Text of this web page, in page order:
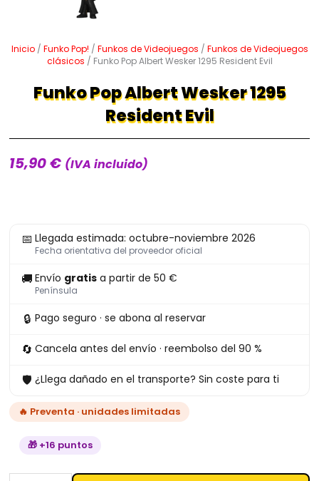
Inicio/ Funko Pop! / Funkos de Videojuegos / Funkos de Videojuegos
clásicos / Funko Pop Albert Wesker 1295 Resident Evil
Funko Pop Albert Wesker 1295
Resident Evil
15,90€ (IVA incluido)
📅 Llegada estimada: octubre-noviembre 2026
Fecha orientativa del proveedor oficial
🚚 Envío gratis a partir de 50 €
Península
🔒 Pago seguro · se abona al reservar
🔄 Cancela antes del envío · reembolso del 90 %
🛡 ¿Llega dañado en el transporte? Sin coste para ti
🔥 Preventa · unidades limitadas
🎁 +16 puntos
Pop
Wesker
Resident
Evil